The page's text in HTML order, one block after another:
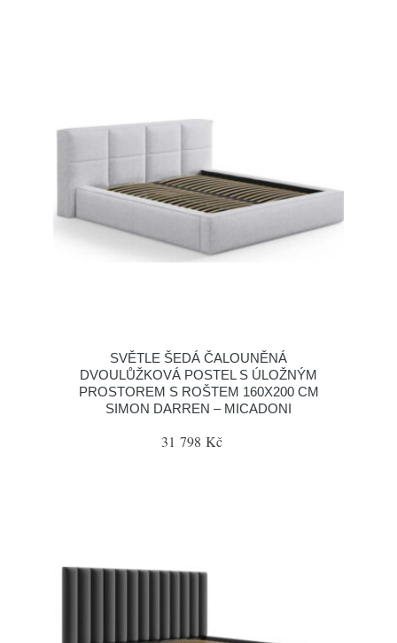
SVĚTLE ŠEDÁ ČALOUNĚNÁ
DVOULŮŽKOVÁ POSTEL S ÚLOŽNÝM
PROSTOREM S ROŠTEM 160X200 CM
SIMON DARREN – MICADONI
31 798 Kč